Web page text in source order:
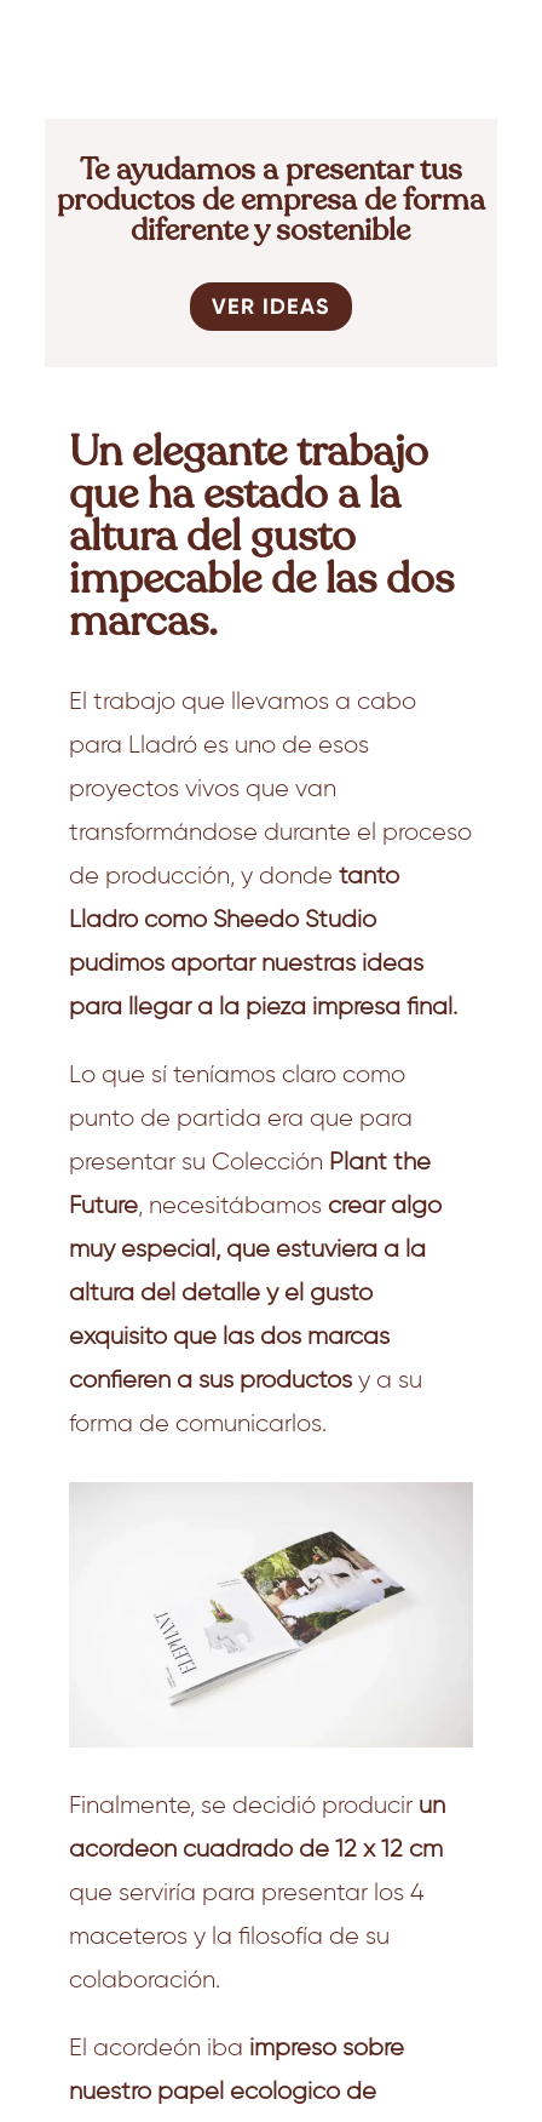
Te ayudamos a presentar tus
productos de empresa de forma
diferente y sostenible
VER IDEAS
Un elegantetrabajo
que ha estadoa la
altura del gusto
impecable de las dos
marcas.
El trabajo que llevamos a cabo
para Lladró es uno de esos
proyectos vivos que van
transformándose durante el proceso
de producción, y dondetanto
Lladró como Sheedo Studio
pudimos aportar nuestras ideas
para llegar a la pieza impresa final.
Lo que sí teníamos claro como
punto de partida era que para
presentar su Colección Plant the
Future, necesitábamos crear algo
muy especial, que estuviera a la
altura del detalle y el gusto
exquisito que las dos marcas
confieren a sus productos y a su
forma de comunicarlos.
Finalmente, se decidió producir un
acordeón cuadrado de 12 x 12 cm
que serviría para presentar los 4
maceteros y la filosofía de su
colaboración.
El acordeón iba impreso sobre
nuestro papel ecológico de